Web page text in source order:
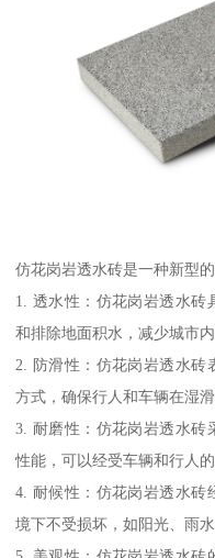
仿花岗岩透水砖是一种新型
1. 透水性：仿花岗岩透水砖
和排除地面积水，减少城市内
2. 防滑性：仿花岗岩透水砖
方式，确保行人和车辆在湿
3. 耐磨性：仿花岗岩透水砖
性能，可以经受车辆和行人
4. 耐候性：仿花岗岩透水砖
境下不受损坏，如阳光、雨水